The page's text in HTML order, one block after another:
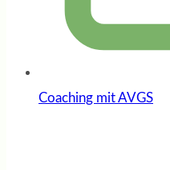
Coaching mit AVGS